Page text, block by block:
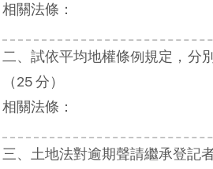
相關法條：
二、試依平均地權條例規定，分
（25 分）
相關法條：
三、土地法對逾期聲請繼承登記